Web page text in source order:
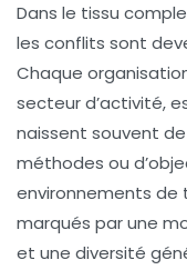
Dans le tissu
les conflits sont
Chaque
secteur d’activité,
naissent souvent
méthodes ou
environnements de
marqués par une
et une diversité